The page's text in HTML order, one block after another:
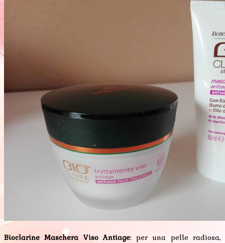
Bioclarine Maschera Viso Antiage: per una pelle radiosa,